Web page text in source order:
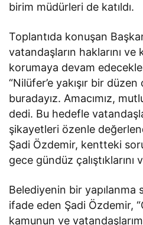
birim müdürleri de katıldı.
Toplantıda konuşan
vatandaşların haklarını ve
korumaya devam
“Nilüfer’e yakışır bir
buradayız. Amacımız,
dedi. Bu hedefle
şikayetleri özenle
Şadi Özdemir, kentteki
gece gündüz çalıştıklarını
Belediyenin bir
ifade eden Şadi Özdemir,
kamunun ve